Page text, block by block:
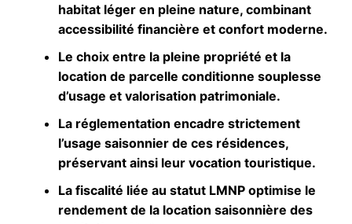
habitat léger en pleine nature, combinant
accessibilité financière et confort moderne.
Le choix entre la pleine propriété et la
location de parcelle conditionne souplesse
d’usage et valorisation patrimoniale.
La réglementation encadre strictement
l’usage saisonnier de ces résidences,
préservant ainsi leur vocation touristique.
La fiscalité liée au statut LMNP optimise le
rendement de la location saisonnière des